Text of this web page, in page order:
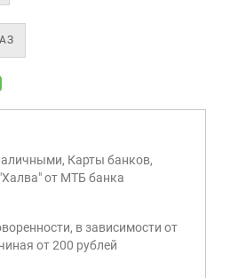
Карты банков,
от МТБ банка
в зависимости от
от 200 рублей